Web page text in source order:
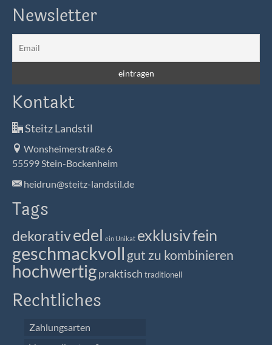
Newsletter
Kontakt
Steitz Landstil
Wonsheimerstraße 6
55599 Stein-Bockenheim
heidrun@steitz-landstil.de
Tags
dekorativedel ein Unikat exklusivfein
geschmackvoll gut zu kombinieren
hochwertigpraktisch traditionell
Rechtliches
Zahlungsarten